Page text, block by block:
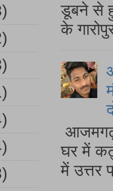
डूबने से
के
घर में
में